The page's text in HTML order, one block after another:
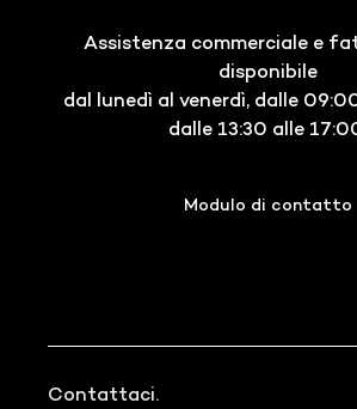
Assistenza commerciale e
disponibile
dal lunedì al venerdì, dalle
dalle 13:30 alle
Modulo di contatto
Contattaci.